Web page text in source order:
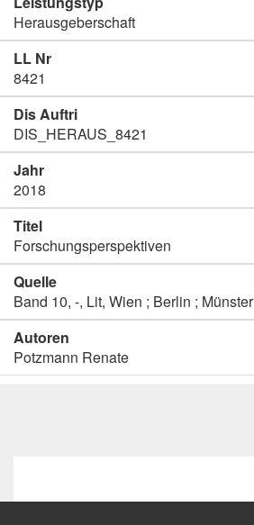
Herausgeberschaft
LL Nr
8421
Dis Auftri
DIS_HERAUS_8421
Jahr
2018
Titel
Forschungsperspektiven
Quelle
Band 10, -, Lit, Wien ; Berlin ; Münster
Autoren
Potzmann Renate